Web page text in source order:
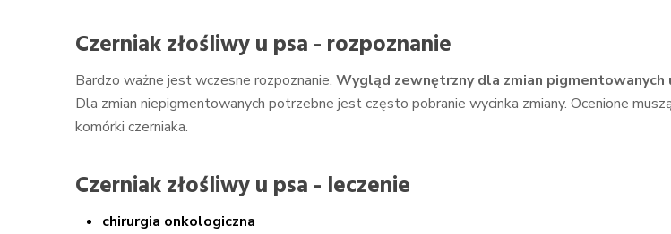
Czerniak złośliwy u psa - rozpoznanie
Bardzo ważne jest wczesne rozpoznanie. Wygląd zewnętrzny dla zmian pigmentowanych
Dla zmian niepigmentowanych potrzebne jest często pobranie wycinka zmiany. Ocenione
komórki czerniaka.
Czerniak złośliwy u psa - leczenie
chirurgia onkologiczna